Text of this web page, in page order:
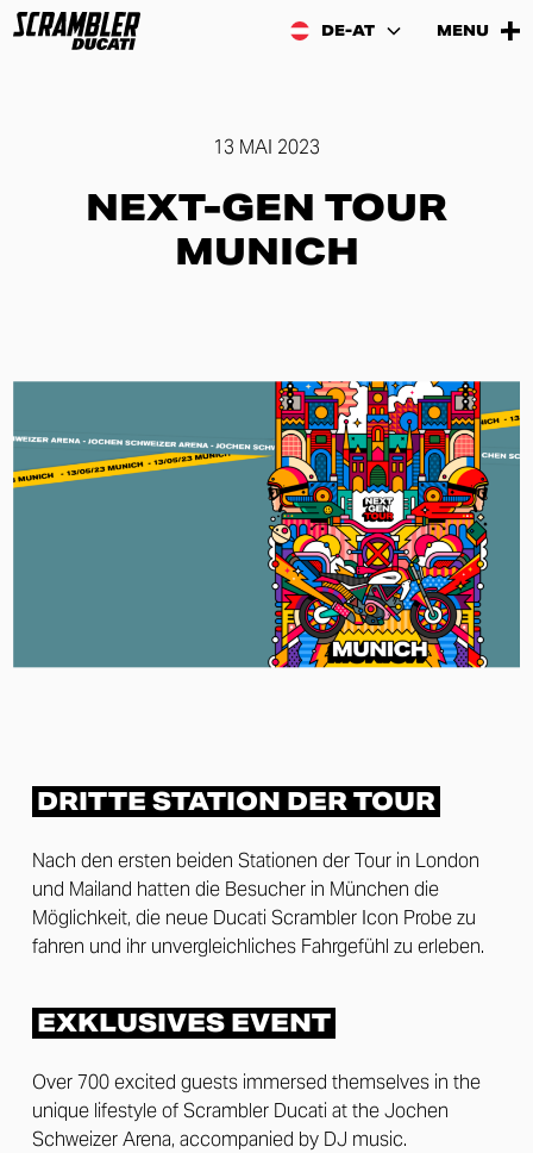
DE-AT MENU
13 MAI 2023
NEXT-GEN TOUR
MUNICH
DRITTE STATION DER TOUR
Nach den ersten beiden Stationen der Tour in London
und Mailand hatten die Besucher in München die
Möglichkeit, die neue Ducati Scrambler Icon Probe zu
fahren und ihr unvergleichliches Fahrgefühl zu erleben.
EXKLUSIVES EVENT
Over 700 excited guests immersed themselves in the
unique lifestyle of Scrambler Ducati at the Jochen
Schweizer Arena, accompanied by DJ music.